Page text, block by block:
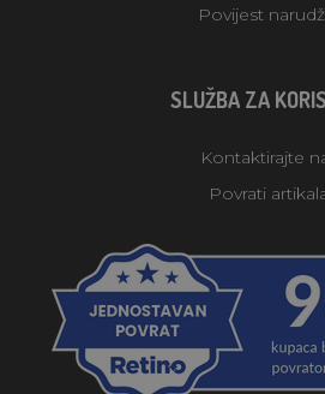
Povijest
SLUŽBA ZA
Kontaktirajte
Povrati